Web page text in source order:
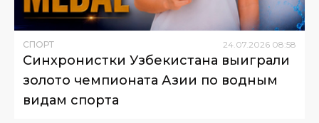
СПОРТ 24 07 2026 08:58
Синхронистки Узбекистана выиграли
золото чемпионата Азии по водным
видам спорта